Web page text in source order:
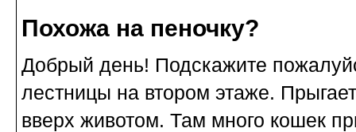
Похожа на пеночку?
Добрый день! Подскажите
лестницы на втором этаже.
вверх животом. Там много кошек